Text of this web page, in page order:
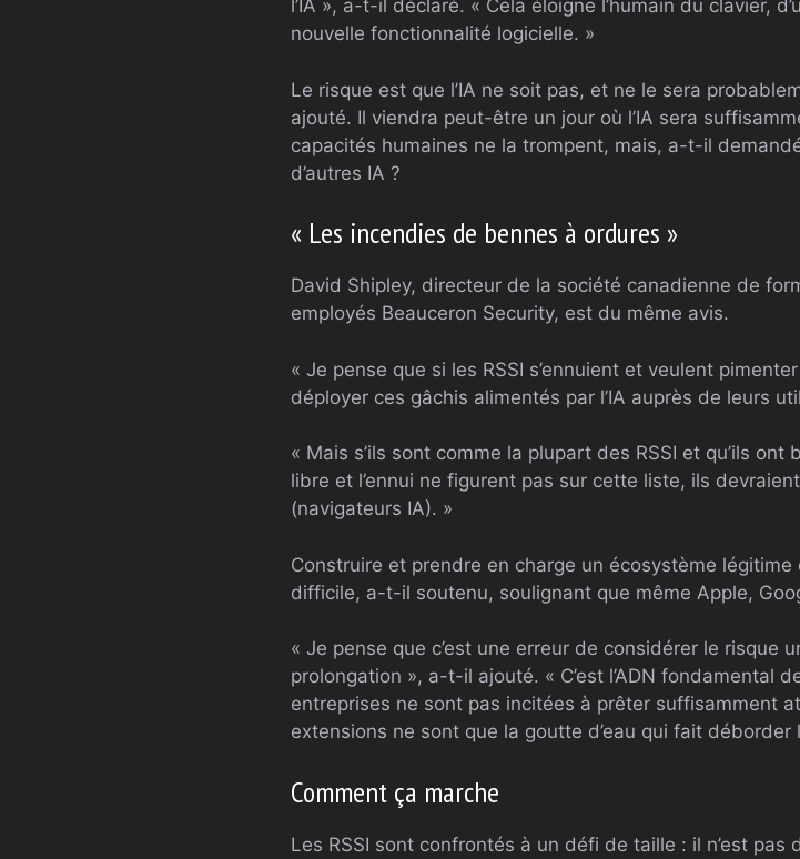
l’IA », a-t-il déclaré. « Cela éloigne l’humain du clavier,
nouvelle fonctionnalité logicielle. »
Le risque est que l’IA ne soit pas, et ne le sera
ajouté. Il viendra peut-être un jour où l’IA sera
capacités humaines ne la trompent, mais, a-t-il
d’autres IA ?
« Les incendies de bennes à ordures »
David Shipley, directeur de la société canadienne de
employés Beauceron Security, est du même avis.
« Je pense que si les RSSI s’ennuient et veulent
déployer ces gâchis alimentés par l’IA auprès de leurs
« Mais s’ils sont comme la plupart des RSSI et qu’ils
libre et l’ennui ne figurent pas sur cette liste, ils
(navigateurs IA). »
Construire et prendre en charge un écosystème
difficile, a-t-il soutenu, soulignant que même Apple,
« Je pense que c’est une erreur de considérer le risque
prolongation », a-t-il ajouté. « C’est l’ADN fondamental
entreprises ne sont pas incitées à prêter suffisamment
extensions ne sont que la goutte d’eau qui fait
Comment ça marche
Les RSSI sont confrontés à un défi de taille : il n’est